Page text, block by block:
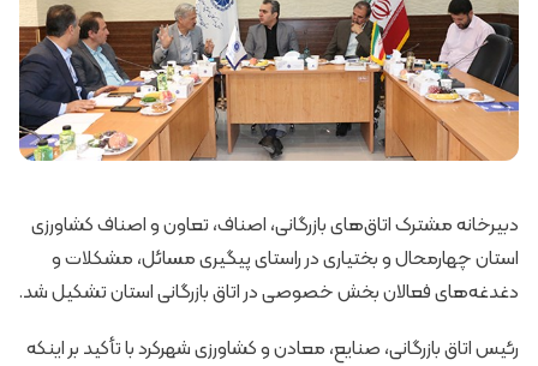
دبیرخانه مشترک اتاق‌های بازرگانی، اصناف، تعاون و اصناف کشاورزی
استان چهارمحال و بختیاری در راستای پیگیری مسائل، مشکلات و
دغدغه‌های فعالان بخش خصوصی در اتاق بازرگانی استان تشکیل شد.
رئیس اتاق بازرگانی، صنایع، معادن و کشاورزی شهرکرد با تأکید بر اینکه